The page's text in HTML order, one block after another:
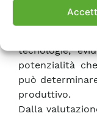
A
eccellenza
tecnologie,
potenzialità
può
produttivo.
Dalla